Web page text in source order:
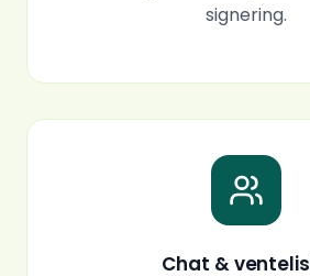
signering.
Chat &